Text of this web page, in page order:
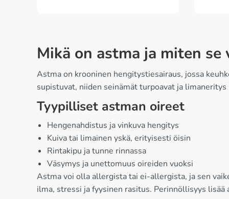
Mikä on astma ja miten
Astma on krooninen hengitystiesairaus, jossa
supistuvat, niiden seinämät turpoavat ja
Tyypilliset astman oireet
Hengenahdistus ja vinkuva hengitys
Kuiva tai limainen yskä, erityisesti öisin
Rintakipu ja tunne rinnassa
Väsymys ja unettomuus oireiden vuoksi
Astma voi olla allergista tai ei-allergista, ja sen
ilma, stressi ja fyysinen rasitus. Perinnöllisyys